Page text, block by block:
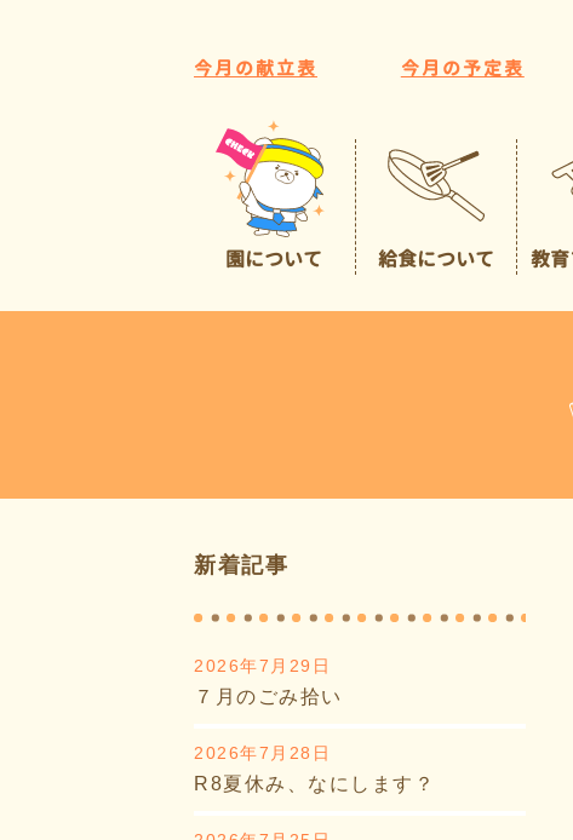
今月の献立表 今月の予定表
園について
給食について
給食について 教
教育
新着記事
2026年7月29日
７月のごみ拾い
2026年7月28日
R8夏休み、なにします？